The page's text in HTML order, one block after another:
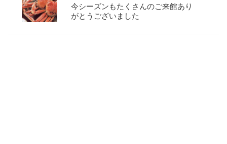
今シーズンもたくさんのご来館あり
がとうございました